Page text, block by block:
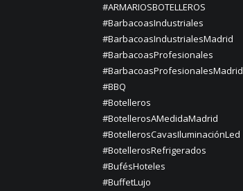
#ARMARIOSBOTELLEROS
#BarbacoasIndustriales
#BarbacoasIndustrialesMadrid
#BarbacoasProfesionales
#BarbacoasProfesionalesMadrid
#BBQ
#Botelleros
#BotellerosAMedidaMadrid
#BotellerosCavasIluminaciónLed
#BotellerosRefrigerados
#BufésHoteles
#BuffetLujo